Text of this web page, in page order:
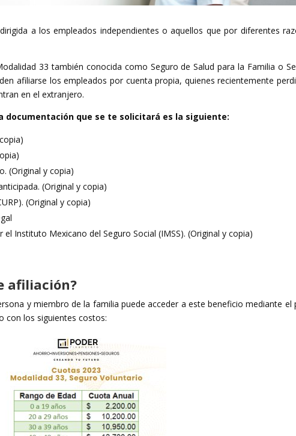
a los empleados independientes o aquellos que por diferentes
33 también conocida como Seguro de Salud para la Familia o
afiliarse los empleados por cuenta propia, quienes recientemente
en el extranjero.
que se te solicitará es la siguiente:
(Original y copia)
(Original y copia)
(Original y copia)
Instituto Mexicano del Seguro Social (IMSS). (Original y copia)
afiliación?
y miembro de la familia puede acceder a este beneficio mediante el
con los siguientes costos: